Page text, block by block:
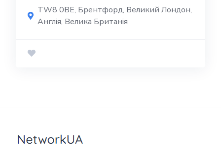
TW8 0BE, Брентфорд, Великий Лондон,
Англія, Велика Британія